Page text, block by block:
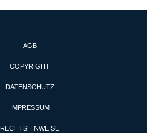
AGB
COPYRIGHT
DATENSCHUTZ
IMPRESSUM
RECHTSHINWEISE